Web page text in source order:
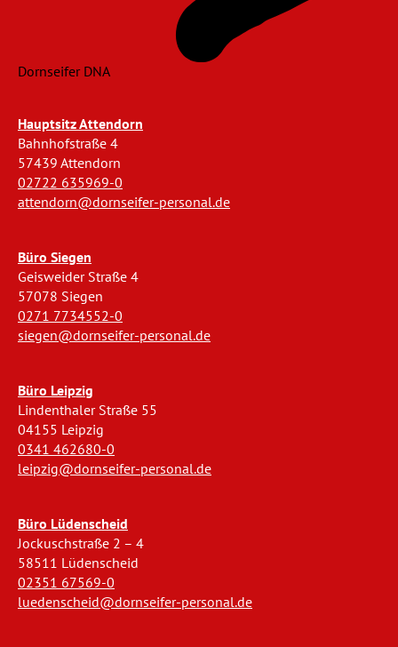
Dornseifer DNA
Hauptsitz Attendorn
Bahnhofstraße 4
57439 Attendorn
02722 635969-0
attendorn@dornseifer-personal.de
Büro Siegen
Geisweider Straße 4
57078 Siegen
0271 7734552-0
siegen@dornseifer-personal.de
Büro Leipzig
Lindenthaler Straße 55
04155 Leipzig
0341 462680-0
leipzig@dornseifer-personal.de
Büro Lüdenscheid
Jockuschstraße 2 – 4
58511 Lüdenscheid
02351 67569-0
luedenscheid@dornseifer-personal.de